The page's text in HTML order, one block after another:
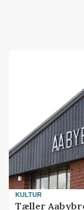
KULTUR
Tæller